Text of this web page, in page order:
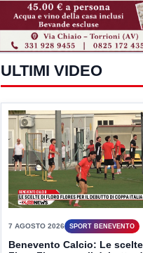
ULTIMI VIDEO
7 AGOSTO 2026 SPORT BENEVENTO